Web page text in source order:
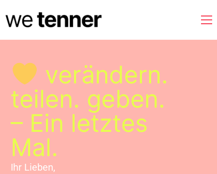
verändern.
teilen. geben.
– Ein letztes
Mal.
Ihr Lieben,